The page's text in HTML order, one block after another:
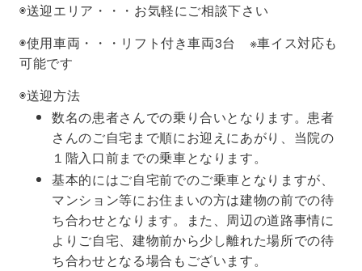
◉送迎エリア・・・お気軽にご相談下さい
◉使用車両・・・リフト付き車両3台 ※車イス対応も
可能です
◉送迎方法
数名の患者さんでの乗り合いとなります。患者
さんのご自宅まで順にお迎えにあがり、当院の
１階入口前までの乗車となります。
基本的にはご自宅前でのご乗車となりますが、
マンション等にお住まいの方は建物の前での待
ち合わせとなります。また、周辺の道路事情に
よりご自宅、建物前から少し離れた場所での待
ち合わせとなる場合もございます。